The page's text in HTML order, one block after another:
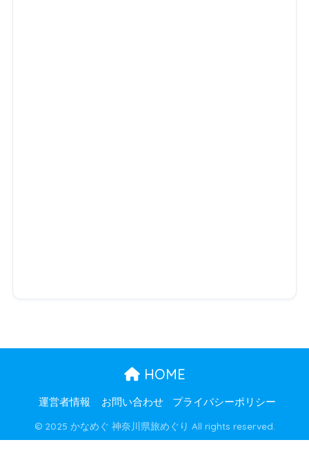
HOME
運営者情報 お問い合わせ プライバシーポリシー
© 2025 かなめぐ 神奈川県旅めぐり All rights reserved.